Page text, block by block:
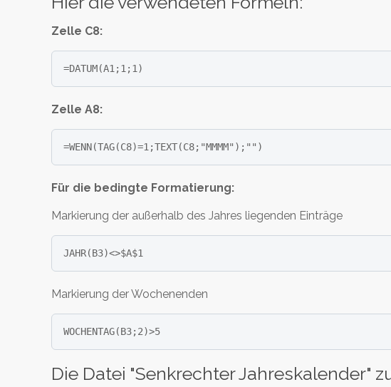
Zelle C8:
Zelle A8:
Für die bedingte Formatierung:
Markierung der außerhalb des Jahres liegenden Einträge
Markierung der Wochenenden
WOCHENTAG(B3;2)>5
Die Datei "Senkrechter Jahreskalender"